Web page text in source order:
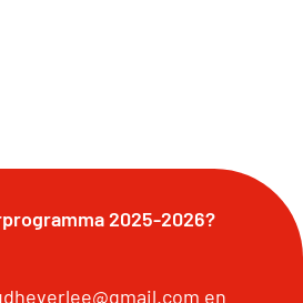
2025-2026?
en